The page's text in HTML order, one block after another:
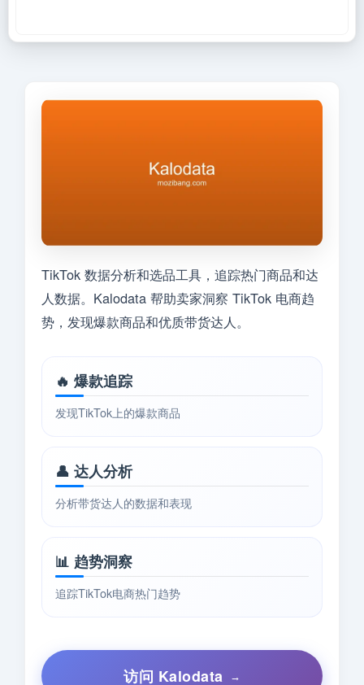
TikTok 数据分析和选品工具，追踪热门商品和达
人数据。Kalodata 帮助卖家洞察 TikTok 电商趋
势，发现爆款商品和优质带货达人。
🔥 爆款追踪
发现TikTok上的爆款商品
👤 达人分析
分析带货达人的数据和表现
📊 趋势洞察
追踪TikTok电商热门趋势
访问 Kalodata